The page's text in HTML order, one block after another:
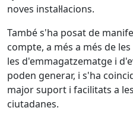
noves instal·lacions.
També s'ha posat de
compte, a més a més de
les d'emmagatzematge i
poden generar, i s'ha
major suport i facilitats a
ciutadanes.